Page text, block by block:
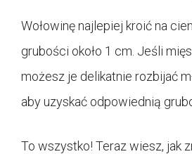
Wołowinę najlepiej kroić na
grubości około 1 cm. Jeśli
możesz je delikatnie rozbijać
aby uzyskać odpowiednią
To wszystko! Teraz wiesz, jak